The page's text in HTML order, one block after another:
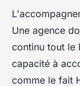
Une agence
continu tout le
capacité à
comme le fait